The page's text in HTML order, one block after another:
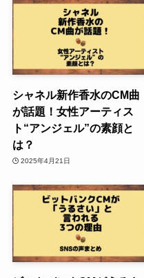
シャネル新作香水のCM曲
が話題！女性アーティス
ト“アンジェル”の素顔と
は？
2025年4月21日